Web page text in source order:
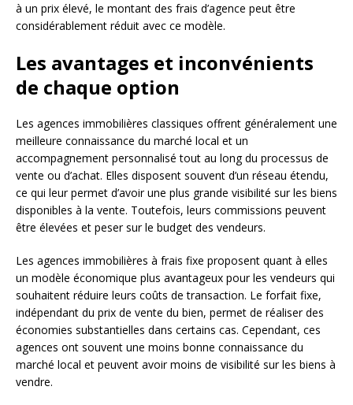
à un prix élevé, le montant des frais d’agence peut être
considérablement réduit avec ce modèle.
Les avantages et inconvénients
de chaque option
Les agences immobilières classiques offrent généralement une
meilleure connaissance du marché local et un
accompagnement personnalisé tout au long du processus de
vente ou d’achat. Elles disposent souvent d’un réseau étendu,
ce qui leur permet d’avoir une plus grande visibilité sur les biens
disponibles à la vente. Toutefois, leurs commissions peuvent
être élevées et peser sur le budget des vendeurs.
Les agences immobilières à frais fixe proposent quant à elles
un modèle économique plus avantageux pour les vendeurs qui
souhaitent réduire leurs coûts de transaction. Le forfait fixe,
indépendant du prix de vente du bien, permet de réaliser des
économies substantielles dans certains cas. Cependant, ces
agences ont souvent une moins bonne connaissance du
marché local et peuvent avoir moins de visibilité sur les biens à
vendre.